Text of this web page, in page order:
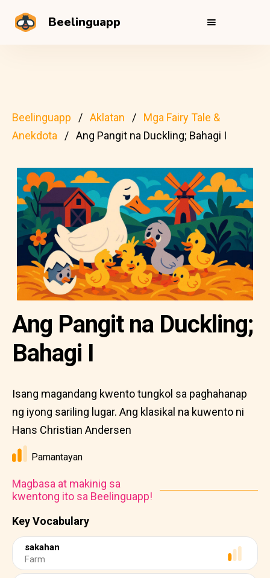
Beelinguapp
Beelinguapp Aklatan
Mga Fairy Tale &
Anekdota
Ang Pangit na Duckling; Bahagi I
Key Vocabulary
sakahan
Farm
Ang Pangit na Duckling;
Bahagi I
Isang magandang kwento tungkol sa paghahanap
ng iyong sariling lugar. Ang klasikal na kuwento ni
Hans Christian Andersen
Pamantayan
Magbasa at makinig sa
kwentong ito sa Beelinguapp!